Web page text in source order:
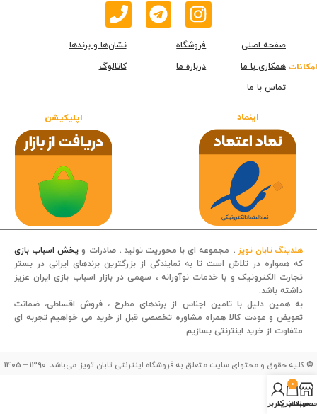
امکانات
صفحه اصلی فروشگاه
نشان‌ها و برندها
همکاری با ما
درباره ما
کاتالوگ
تماس با ما
اینماد اپلیکیشن
هلدینگ تابان تویز ، مجموعه ای با محوریت تولید ، صادرات و پخش اسباب بازی
که همواره در تلاش است تا به نمایندگی از بزرگترین برندهای ایرانی در بستر
تجارت الکترونیک و با خدمات نوآورانه ، سهمی در بازار اسباب بازی ایران عزیز
داشته باشد.
به همین دلیل با تامین اجناس از برندهای مطرح ، فروش اقساطی، ضمانت
تعویض و عودت کالا همراه مشاوره تخصصی قبل از خرید می خواهیم تجربه ای
متفاوت از خرید اینترنتی بسازیم.
© کلیه حقوق و محتوای سایت متعلق به فروشگاه اینترنتی تابان تویز می‌باشد. 1390 – 1405
0
سبد خرید
حساب کاربری من